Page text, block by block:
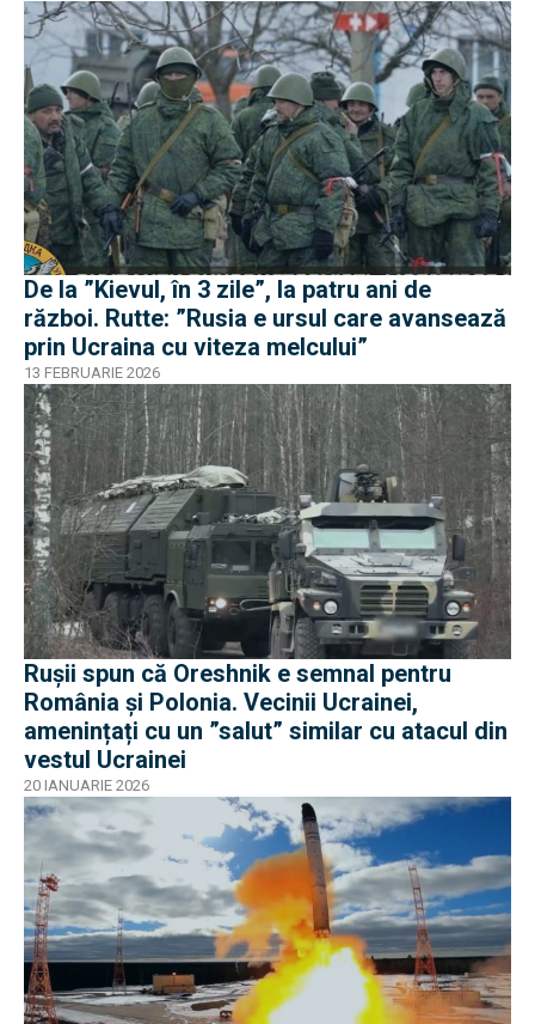
De la ”Kievul, în 3 zile”, la patru ani de
război. Rutte: ”Rusia e ursul care avansează
prin Ucraina cu viteza melcului”
13 FEBRUARIE 2026
Rușii spun că Oreshnik e semnal pentru
România și Polonia. Vecinii Ucrainei,
amenințați cu un ”salut” similar cu atacul din
vestul Ucrainei
20 IANUARIE 2026